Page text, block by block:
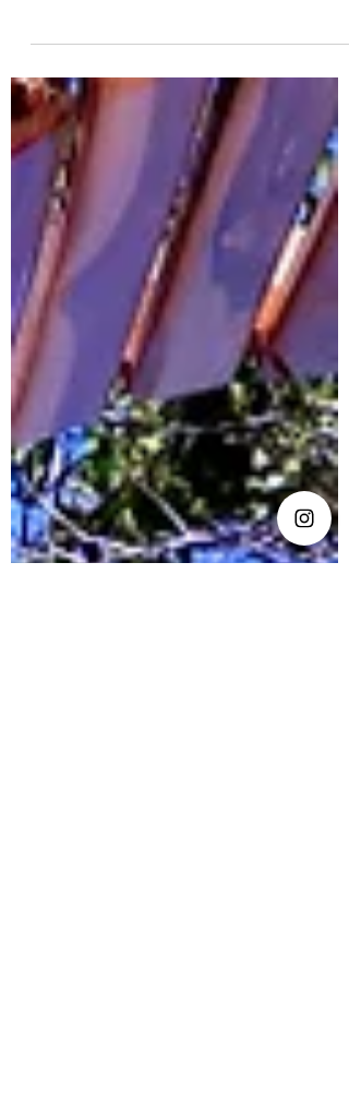
Cartagena , en la paradisíaca Isla Tierra Bomba
Tequendama , un destino de playa que
combina lujo, naturaleza y diversión sin par.
Este exquisito resort playero permite
hospedaje las 24 horas en ambientes
diseñados para el descanso, la sofisticación y
el disfrute total. Glamping, confort e
instalaciones premium Desde elegantes
glampings climatizados con baño privado
hasta habitaciones de ho